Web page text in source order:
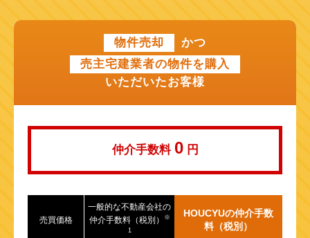
近鉄けいはんな線
山陽新幹線
物件売却
かつ
売主宅建業者の物件を購入
いただいたお客様
仲介手数料 0 円
売買価格
一般的な不動産会社の
仲介手数料（税別）
※
1
HOUCYUの仲介手数
料（税別）